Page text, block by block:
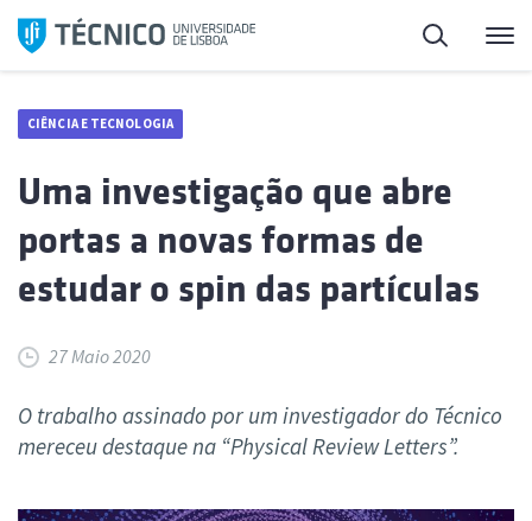
Saltar
para
Pesquisa
CIÊNCIA E TECNOLOGIA
Uma investigação que abre
portas a novas formas de
estudar o spin das partículas
27 Maio 2020
O trabalho assinado por um investigador do Técnico
mereceu destaque na “Physical Review Letters”.